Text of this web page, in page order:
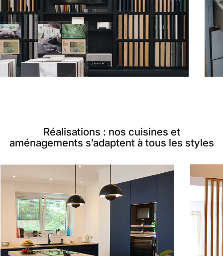
Réalisations : nos cuisines et
aménagements s’adaptent à tous les styles